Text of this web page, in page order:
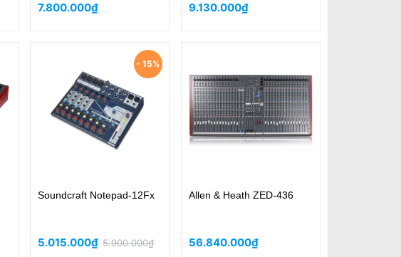
7.800.000₫ 9.130.000₫
- 15%
Soundcraft Notepad-12Fx
5.015.000₫ 5.900.000₫
Allen & Heath ZED-436
56.840.000₫